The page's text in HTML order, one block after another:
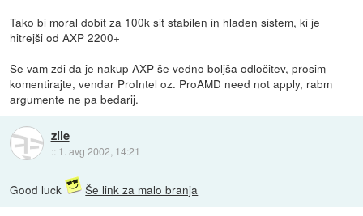
Tako bi moral dobit za 100k sit stabilen in hladen sistem, ki je
hitrejši od AXP 2200+
Se vam zdi da je nakup AXP še vedno boljša odločitev, prosim
komentirajte, vendar ProIntel oz. ProAMD need not apply, rabm
argumente ne pa bedarij.
zile
:: 1. avg 2002, 14:21
Good luck Še link za malo branja